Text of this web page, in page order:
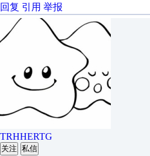
回复 引用 举报
TRHHERTG
关注 私信